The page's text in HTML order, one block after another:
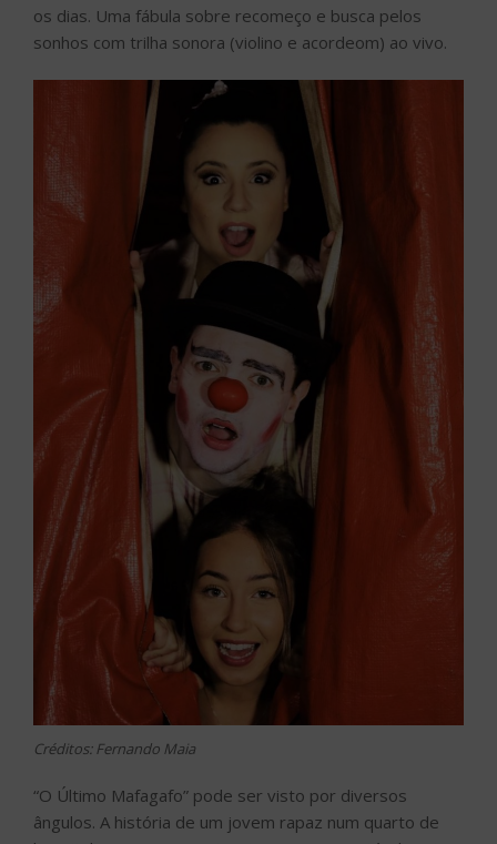
os dias. Uma fábula sobre recomeço e busca pelos
sonhos com trilha sonora (violino e acordeom) ao vivo.
Créditos: Fernando Maia
“O Último Mafagafo” pode ser visto por diversos
ângulos. A história de um jovem rapaz num quarto de